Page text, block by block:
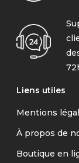
Liens utiles
Mentions
À propos de
Boutique en